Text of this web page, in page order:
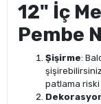
12" İç
Pembe
Şişirme:
patlama riski